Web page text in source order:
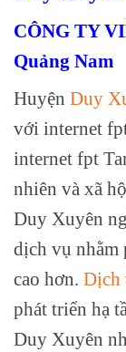
CÔNG TY
Quảng Nam
Huyện Duy
với internet
internet fpt
nhiên và xã
Duy Xuyên
dịch vụ nhằm
cao hơn. Dịch
phát triển hạ
Duy Xuyên